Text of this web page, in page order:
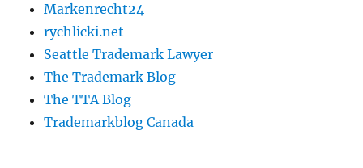
Markenrecht24
rychlicki.net
Seattle Trademark Lawyer
The Trademark Blog
The TTA Blog
Trademarkblog Canada